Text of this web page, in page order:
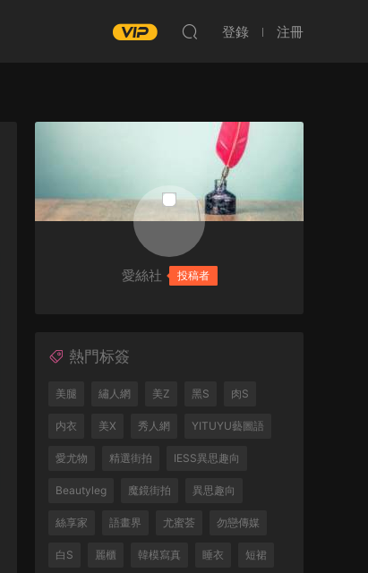
登錄 注冊
愛絲社 投稿者
熱門标簽
美腿 繡人網 美Z 黑S 肉S
内衣 美X 秀人網 YITUYU藝圖語
愛尤物 精選街拍 IESS異思趣向
Beautyleg 魔鏡街拍 異思趣向
絲享家 語畫界 尤蜜荟 勿戀傳媒
白S 麗櫃 韓模寫真 睡衣 短裙